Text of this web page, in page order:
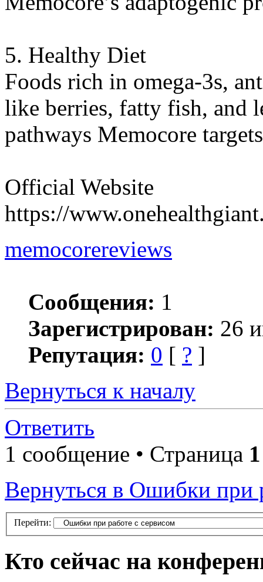
5. Healthy Diet
Foods rich in omega-3s,
like berries, fatty fish, and
pathways Memocore
Official Website
https://
memocorereviews
Сообщения: 1
Зарегистрирован: 26
Репутация: 0 [ ? ]
Вернуться к началу
Ответить
1 сообщение • Страница 1
Вернуться в Ошибки при
Перейти:
Кто сейчас на